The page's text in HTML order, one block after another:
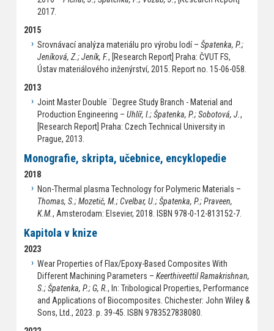
2017.
2015
Srovnávací analýza materiálu pro výrobu lodí – Špatenka, P.;
Jeníková, Z.; Jeník, F., [Research Report] Praha: ČVUT FS,
Ústav materiálového inženýrství, 2015. Report no. 15-06-058.
2013
Joint Master Double ¨Degree Study Branch - Material and
Production Engineering – Uhlíř, I.; Špatenka, P.; Sobotová, J.,
[Research Report] Praha: Czech Technical University in
Prague, 2013.
Monografie, skripta, učebnice, encyklopedie
2018
Non-Thermal plasma Technology for Polymeric Materials –
Thomas, S.; Mozetič, M.; Cvelbar, U.; Špatenka, P.; Praveen,
K.M., Amsterodam: Elsevier, 2018. ISBN 978-0-12-813152-7.
Kapitola v knize
2023
Wear Properties of Flax/Epoxy-Based Composites With
Different Machining Parameters – Keerthiveettil Ramakrishnan,
S.; Špatenka, P.; G, R., In: Tribological Properties, Performance
and Applications of Biocomposites. Chichester: John Wiley &
Sons, Ltd., 2023. p. 39-45. ISBN 9783527838080.